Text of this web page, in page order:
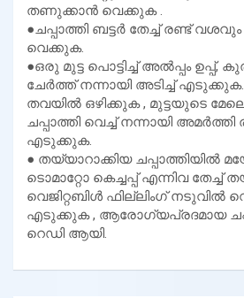
തണുക്കാൻ വെക്കുക .
●ചപ്പാത്തി ബട്ടർ തേച്ച് രണ്ട് വശവും
വെക്കുക.
●ഒരു മുട്ട പൊട്ടിച്ച് അൽപ്പം
ചേർത്ത് നന്നായി അടിച്ച്
തവയിൽ ഒഴിക്കുക , മുട്ടയുടെ
ചപ്പാത്തി വെച്ച് നന്നായി
എടുക്കുക.
● തയ്യാറാക്കിയ
ടൊമാറ്റോ കെച്ചപ്പ് എന്നിവ തേച്ച്
വെജിറ്റബിൾ ഫില്ലിംഗ് നടുവിൽ
എടുക്കുക , ആരോഗ്യപ്രദമായ
റെഡി ആയി.